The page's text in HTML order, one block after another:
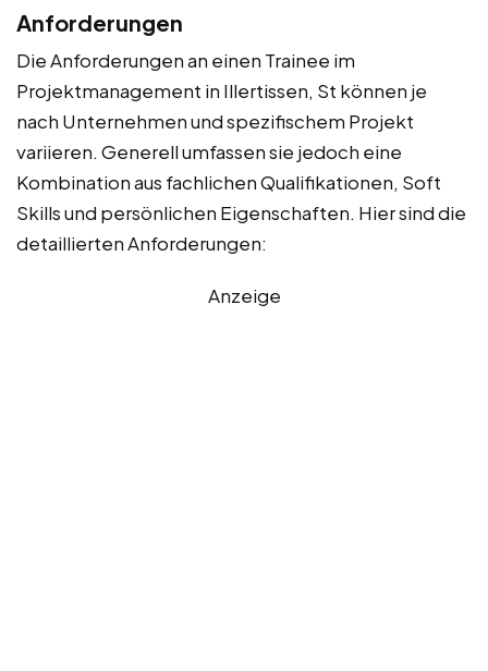
Anforderungen
Die Anforderungen an einen Trainee im
Projektmanagement in Illertissen, St können je
nach Unternehmen und spezifischem Projekt
variieren. Generell umfassen sie jedoch eine
Kombination aus fachlichen Qualifikationen, Soft
Skills und persönlichen Eigenschaften. Hier sind die
detaillierten Anforderungen:
Anzeige